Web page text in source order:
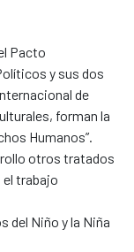
Pacto
y sus dos
de
forman la
Humanos”.
otros tratados
el trabajo
del Niño y la Niña